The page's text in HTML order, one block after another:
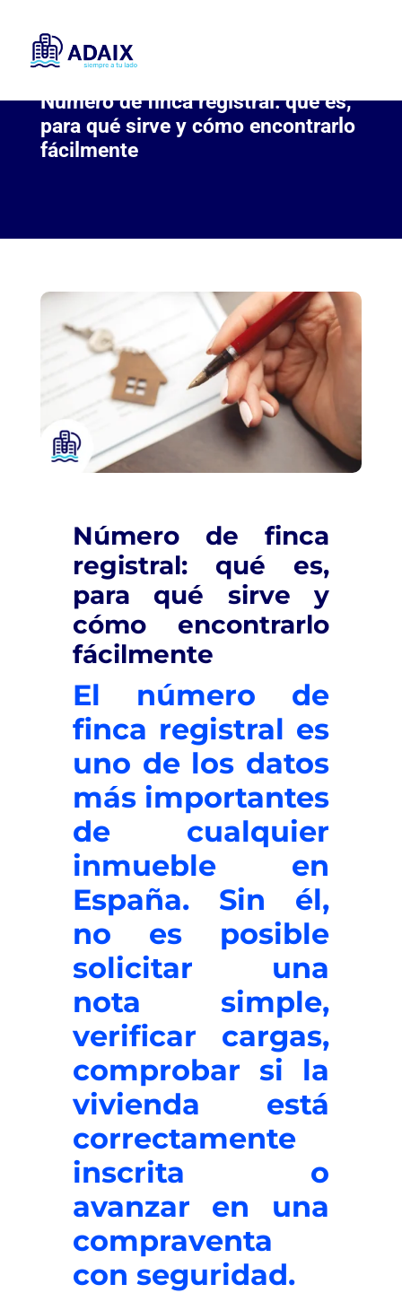
Número de finca registral: qué es,
para qué sirve y cómo encontrarlo
fácilmente
Número de finca
registral: qué es,
para qué sirve y
cómo encontrarlo
fácilmente
El número de
finca registral es
uno de los datos
más importantes
de cualquier
inmueble en
España. Sin él,
no es posible
solicitar una
nota simple,
verificar cargas,
comprobar si la
vivienda está
correctamente
inscrita o
avanzar en una
compraventa
con seguridad.